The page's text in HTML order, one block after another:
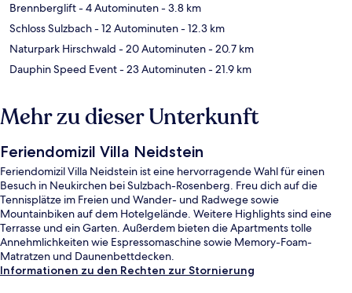
Brennberglift- 4 Autominuten- 3.8 km
Schloss Sulzbach- 12 Autominuten- 12.3 km
Naturpark Hirschwald - 20 Autominuten- 20.7 km
Dauphin Speed Event- 23 Autominuten- 21.9 km
Mehr zu dieser Unterkunft
Feriendomizil Villa Neidstein
Feriendomizil Villa Neidstein ist eine hervorragende Wahl für einen
Besuch in Neukirchen bei Sulzbach-Rosenberg. Freu dich auf die
Tennisplätze im Freien und Wander- und Radwege sowie
Mountainbiken auf dem Hotelgelände. Weitere Highlights sind eine
Terrasse und ein Garten. Außerdem bieten die Apartments tolle
Annehmlichkeiten wie Espressomaschine sowie Memory-Foam-
Matratzen und Daunenbettdecken.
Informationen zu den Rechten zur Stornierung